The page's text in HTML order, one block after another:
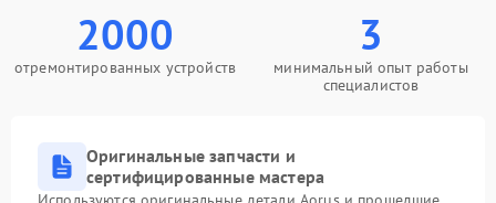
2000
отремонтированных устройств
3
минимальный опыт работы
специалистов
Оригинальные запчасти и
сертифицированные мастера